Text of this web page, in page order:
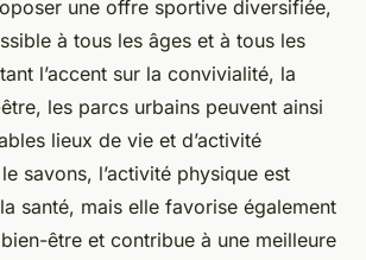
une offre sportive diversifiée,
à tous les âges et à tous les
l’accent sur la convivialité, la
les parcs urbains peuvent ainsi
lieux de vie et d’activité
savons, l’activité physique est
santé, mais elle favorise également
être et contribue à une meilleure